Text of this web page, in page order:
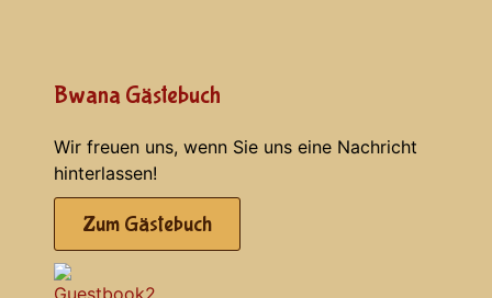
Bwana Gästebuch
Wir freuen uns, wenn Sie uns eine Nachricht
hinterlassen!
Zum Gästebuch